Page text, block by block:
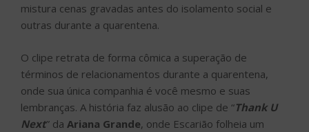
mistura cenas gravadas antes do isolamento social e
outras durante a quarentena.
O clipe retrata de forma cômica a superação de
términos de relacionamentos durante a quarentena,
onde sua única companhia é você mesmo e suas
lembranças. A história faz alusão ao clipe de “Thank U
Next” da Ariana Grande, onde Escarião folheia um